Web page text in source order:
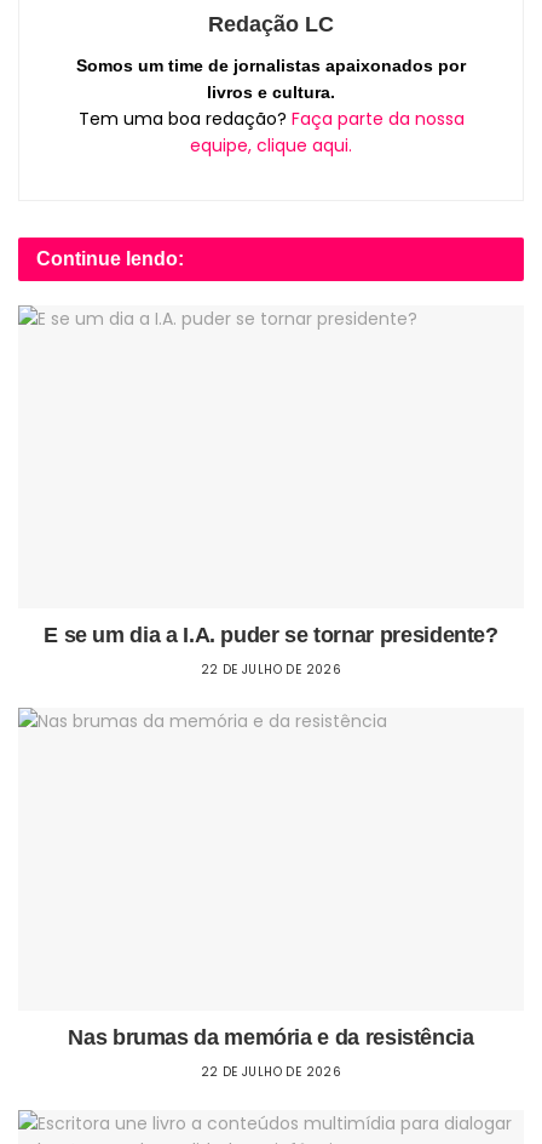
Redação LC
Somos um time de jornalistas apaixonados por
livros e cultura.
Tem uma boa redação? Faça parte da nossa
equipe, clique aqui.
Continue lendo:
E se um dia a I.A. puder se tornar presidente?
22 DE JULHO DE 2026
Nas brumas da memória e da resistência
22 DE JULHO DE 2026